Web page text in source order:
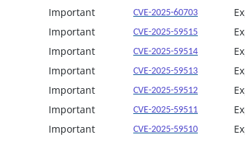
Important CVE-2025-60703
Important CVE-2025-59515
Important CVE-2025-59514
Important CVE-2025-59513
Important CVE-2025-59512
Important CVE-2025-59511
Important CVE-2025-59510